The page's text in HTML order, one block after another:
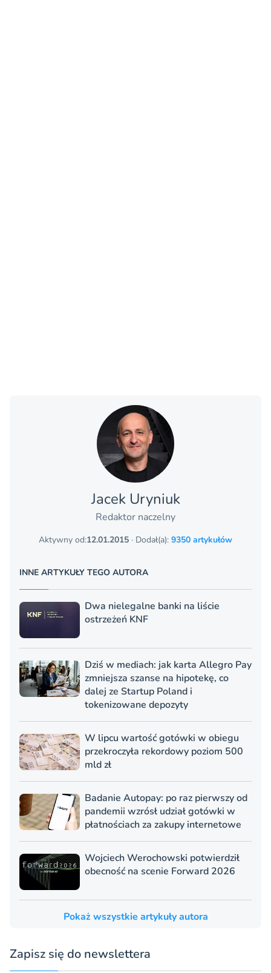
Jacek Uryniuk
Redaktor naczelny
Aktywny od:12.01.2015 · Dodał(a): 9350 artykułów
INNE ARTYKUŁY TEGO AUTORA
Dwa nielegalne banki na liście
ostrzeżeń KNF
Dziś w mediach: jak karta Allegro Pay
zmniejsza szanse na hipotekę, co
dalej ze Startup Poland i
tokenizowane depozyty
W lipcu wartość gotówki w obiegu
przekroczyła rekordowy poziom 500
mld zł
Badanie Autopay: po raz pierwszy od
pandemii wzrósł udział gotówki w
płatnościach za zakupy internetowe
Wojciech Werochowski potwierdził
obecność na scenie Forward 2026
Pokaż wszystkie artykuły autora
Zapisz się do newslettera